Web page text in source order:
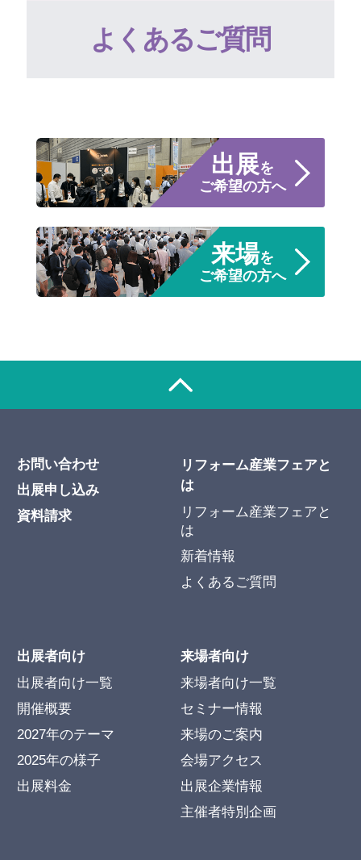
よくあるご質問
出展を
ご希望の方へ
来場を
ご希望の方へ
お問い合わせ
出展申し込み
資料請求
リフォーム産業フェアと
は
リフォーム産業フェアと
は
新着情報
よくあるご質問
出展者向け
出展者向け一覧
開催概要
2027年のテーマ
2025年の様子
出展料金
来場者向け
来場者向け一覧
セミナー情報
来場のご案内
会場アクセス
出展企業情報
主催者特別企画